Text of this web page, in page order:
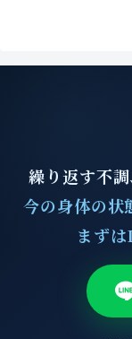
繰り返す不
今の身体の状
まず